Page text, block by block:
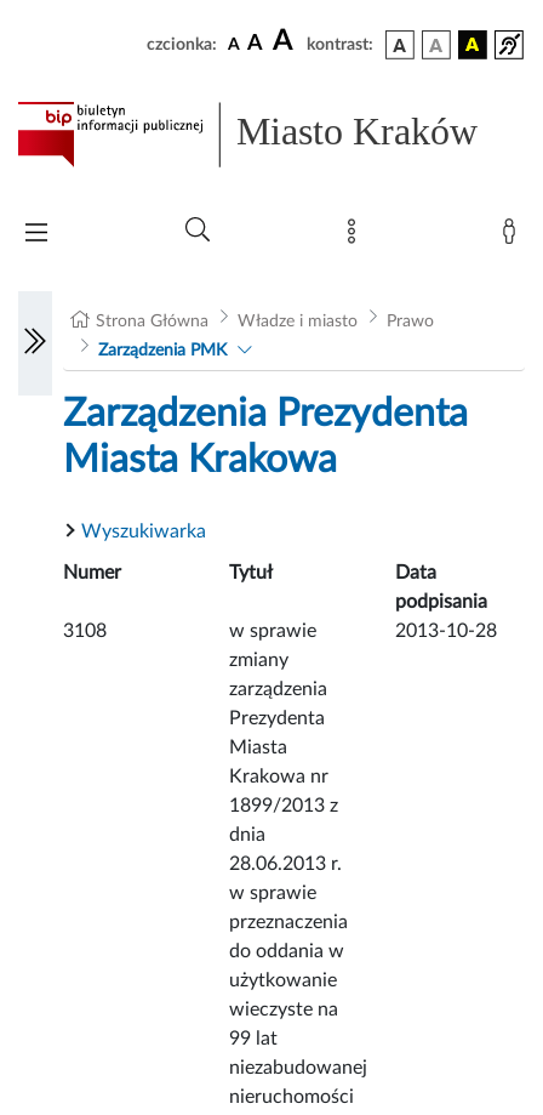
czcionka: A A A kontrast:
Miasto Kraków
Strona Główna Władze i miasto
Prawo
Zarządzenia PMK
Zarządzenia Prezydenta
Miasta Krakowa
Wyszukiwarka
Numer Tytuł
Data
podpisania
3108
w sprawie
zmiany
zarządzenia
Prezydenta
Miasta
Krakowa nr
1899/2013 z
dnia
28.06.2013 r.
w sprawie
przeznaczenia
do oddania w
użytkowanie
wieczyste na
99 lat
niezabudowanej
nieruchomości
2013-10-28